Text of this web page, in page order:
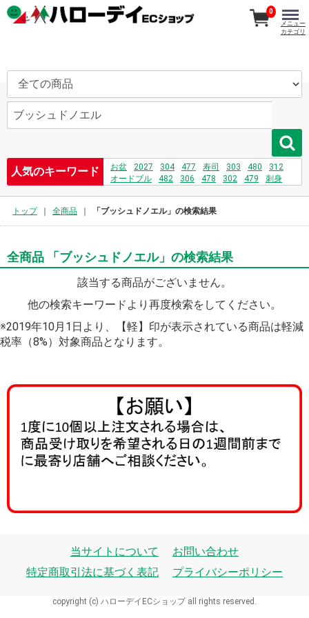
人気のキーワード お盆 2027 304 477 寿司 303 480
312
オードブル
482 306 478 302 479
刺身
0
メニュー
カテゴリ
トップ 全商品 「ブッシュドノエル」の検索結果
全商品 「ブッシュドノエル」の検索結果
該当する商品がございません。
他の検索キーワードより再度検索をしてください。
※2019年10月1日より、【軽】印が表示されている商品は軽減
税率（8%）対象商品となります。
当サイトについて
お問い合わせ
特定商取引法に基づく表記
プライバシーポリシー
copyright (c) ハローデイECショップ all rights reserved.